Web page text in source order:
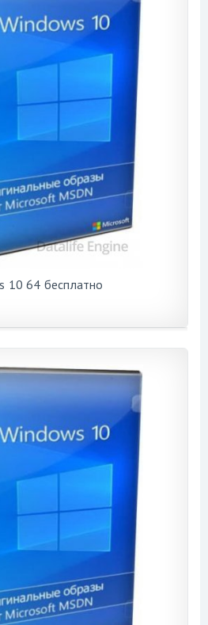
10 64 бесплатно